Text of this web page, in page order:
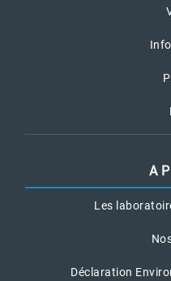
A
Les
Déclaration